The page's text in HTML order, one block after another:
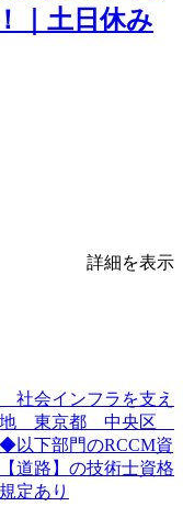
｜土日休み
詳細を表示